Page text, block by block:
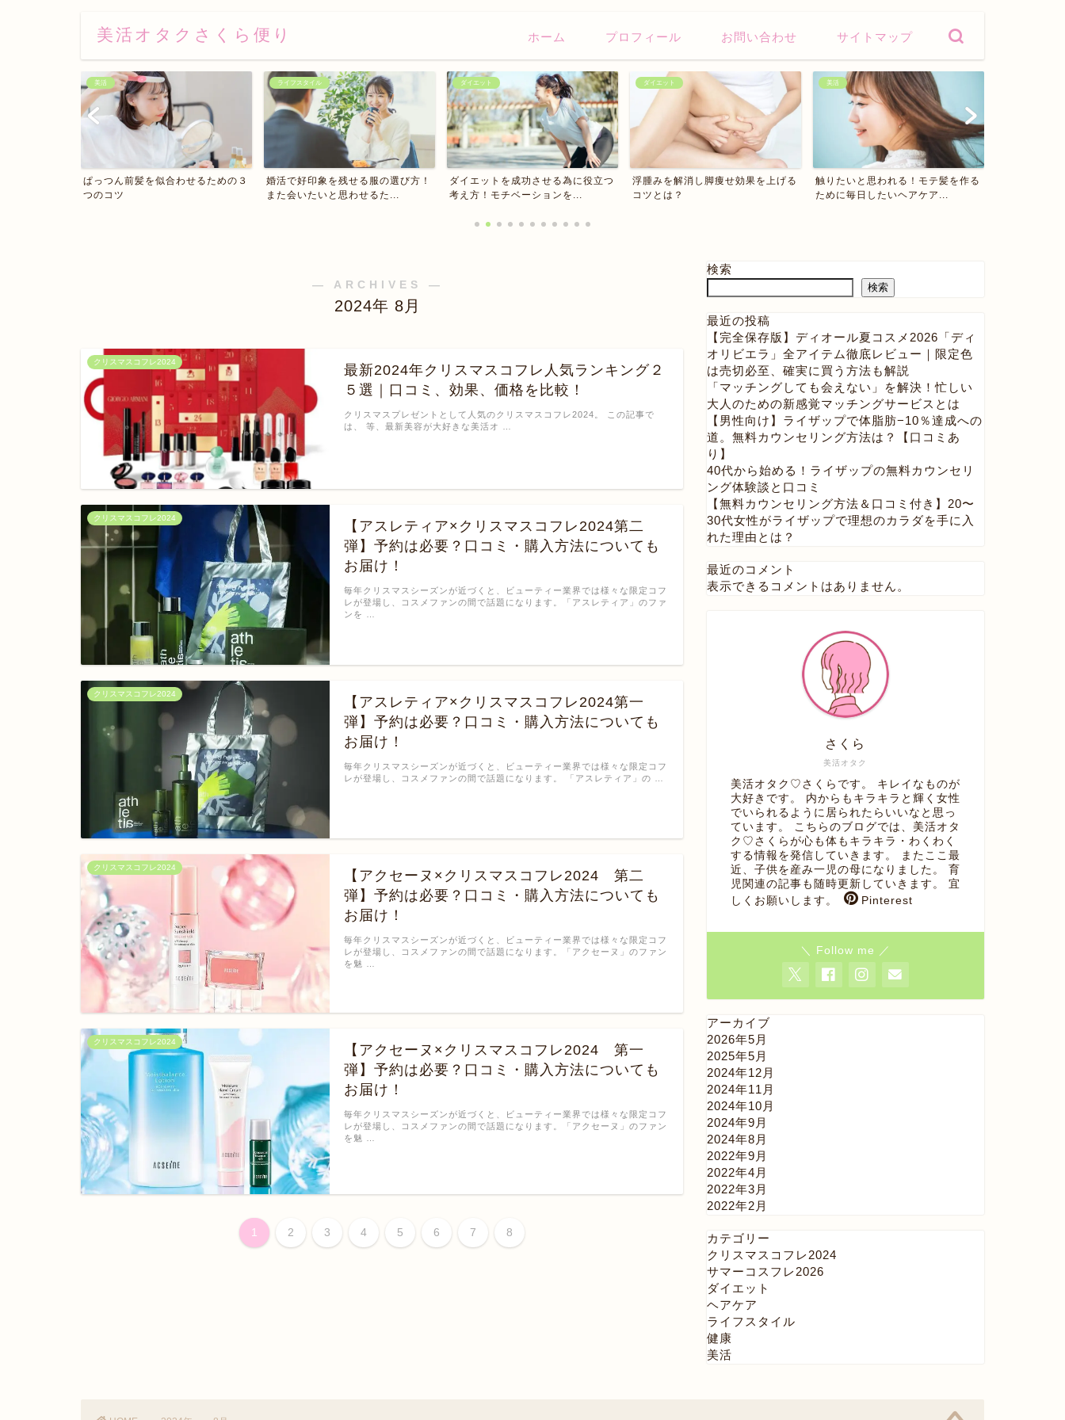
美活オタクさくら便り ホーム プロフィール お問い合わせ サイトマップ
美活
ぱっつん前髪を似合わせるための３
つのコツ
ライフスタイル
婚活で好印象を残せる服の選び方！
また会いたいと思わせるた...
ダイエット
ダイエットを成功させる為に役立つ
考え方！モチベーションを...
ダイエット
浮腫みを解消し脚痩せ効果を上げる
コツとは？
美活
触りたいと思われる！モテ髪を作る
ために毎日したいヘアケア...
― ARCHIVES ―
2024年 8月
クリスマスコフレ2024
最新2024年クリスマスコフレ人気ランキング２
５選｜口コミ、効果、価格を比較！
クリスマスプレゼントとして人気のクリスマスコフレ2024。 この記事で
は、 等、最新美容が大好きな美活オ …
クリスマスコフレ2024
【アスレティア×クリスマスコフレ2024第二
弾】予約は必要？口コミ・購入方法についても
お届け！
毎年クリスマスシーズンが近づくと、ビューティー業界では様々な限定コフ
レが登場し、コスメファンの間で話題になります。「アスレティア」のファ
ンを …
クリスマスコフレ2024
【アスレティア×クリスマスコフレ2024第一
弾】予約は必要？口コミ・購入方法についても
お届け！
毎年クリスマスシーズンが近づくと、ビューティー業界では様々な限定コフ
レが登場し、コスメファンの間で話題になります。 「アスレティア」の …
クリスマスコフレ2024
【アクセーヌ×クリスマスコフレ2024 第二
弾】予約は必要？口コミ・購入方法についても
お届け！
毎年クリスマスシーズンが近づくと、ビューティー業界では様々な限定コフ
レが登場し、コスメファンの間で話題になります。「アクセーヌ」のファン
を魅 …
クリスマスコフレ2024
【アクセーヌ×クリスマスコフレ2024 第一
弾】予約は必要？口コミ・購入方法についても
お届け！
毎年クリスマスシーズンが近づくと、ビューティー業界では様々な限定コフ
レが登場し、コスメファンの間で話題になります。「アクセーヌ」のファン
を魅 …
1 2 3 4 5 6 7 8
検索
検索
最近の投稿
【完全保存版】ディオール夏コスメ2026「ディ
オリビエラ」全アイテム徹底レビュー｜限定色
は売切必至、確実に買う方法も解説
「マッチングしても会えない」を解決！忙しい
大人のための新感覚マッチングサービスとは
【男性向け】ライザップで体脂肪−10％達成への
道。無料カウンセリング方法は？【口コミあ
り】
40代から始める！ライザップの無料カウンセリ
ング体験談と口コミ
【無料カウンセリング方法＆口コミ付き】20〜
30代女性がライザップで理想のカラダを手に入
れた理由とは？
最近のコメント
表示できるコメントはありません。
美活オタク
さくら
美活オタク♡さくらです。 キレイなものが
大好きです。 内からもキラキラと輝く女性
でいられるように居られたらいいなと思っ
ています。 こちらのブログでは、美活オタ
ク♡さくらが心も体もキラキラ・わくわく
する情報を発信していきます。 またここ最
近、子供を産み一児の母になりました。 育
児関連の記事も随時更新していきます。 宜
しくお願いします。
Pinterest
＼ Follow me ／
アーカイブ
2026年5月
2025年5月
2024年12月
2024年11月
2024年10月
2024年9月
2024年8月
2022年9月
2022年4月
2022年3月
2022年2月
カテゴリー
クリスマスコフレ2024
サマーコスフレ2026
ダイエット
ヘアケア
ライフスタイル
健康
美活